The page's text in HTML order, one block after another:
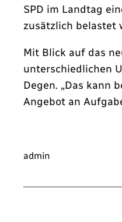
SPD im Landtag
zusätzlich belastet
Mit Blick auf das
unterschiedlichen
Degen. „Das kann
Angebot an
admin